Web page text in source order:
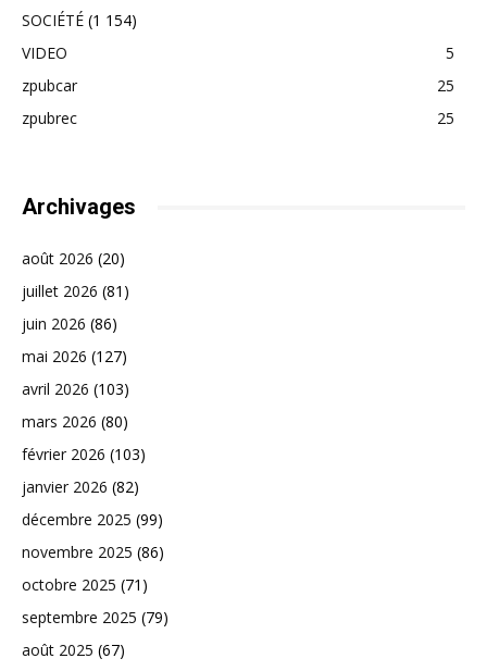
SOCIÉTÉ (1 154)
VIDEO
5
zpubcar
25
zpubrec
25
Archivages
août 2026 (20)
juillet 2026 (81)
juin 2026 (86)
mai 2026 (127)
avril 2026 (103)
mars 2026 (80)
février 2026 (103)
janvier 2026 (82)
décembre 2025 (99)
novembre 2025 (86)
octobre 2025 (71)
septembre 2025 (79)
août 2025 (67)